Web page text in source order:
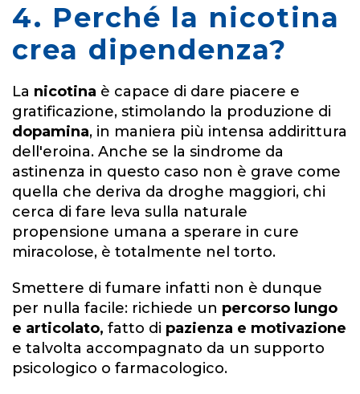
4. Perché la nicotina
crea dipendenza?
La nicotina è capace di dare piacere e
gratificazione, stimolando la produzione di
dopamina, in maniera più intensa addirittura
dell'eroina. Anche se la sindrome da
astinenza in questo caso non è grave come
quella che deriva da droghe maggiori, chi
cerca di fare leva sulla naturale
propensione umana a sperare in cure
miracolose, è totalmente nel torto.
Smettere di fumare infatti non è dunque
per nulla facile: richiede un percorso lungo
e articolato, fatto di pazienza e motivazione
e talvolta accompagnato da un supporto
psicologico o farmacologico.